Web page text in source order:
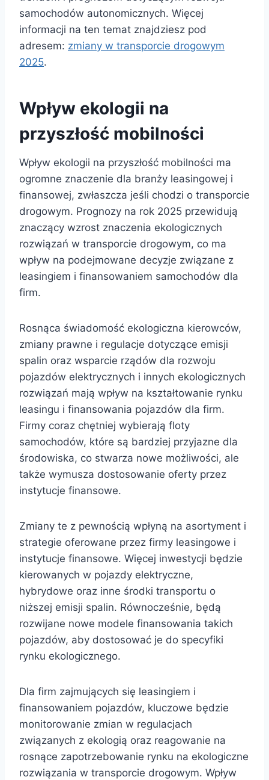
samochodów autonomicznych. Więcej
informacji na ten temat znajdziesz pod
adresem: zmiany w transporcie drogowym
2025.
Wpływ ekologii na
przyszłość mobilności
Wpływ ekologii na przyszłość mobilności ma
ogromne znaczenie dla branży leasingowej i
finansowej, zwłaszcza jeśli chodzi o transporcie
drogowym. Prognozy na rok 2025 przewidują
znaczący wzrost znaczenia ekologicznych
rozwiązań w transporcie drogowym, co ma
wpływ na podejmowane decyzje związane z
leasingiem i finansowaniem samochodów dla
firm.
Rosnąca świadomość ekologiczna kierowców,
zmiany prawne i regulacje dotyczące emisji
spalin oraz wsparcie rządów dla rozwoju
pojazdów elektrycznych i innych ekologicznych
rozwiązań mają wpływ na kształtowanie rynku
leasingu i finansowania pojazdów dla firm.
Firmy coraz chętniej wybierają floty
samochodów, które są bardziej przyjazne dla
środowiska, co stwarza nowe możliwości, ale
także wymusza dostosowanie oferty przez
instytucje finansowe.
Zmiany te z pewnością wpłyną na asortyment i
strategie oferowane przez firmy leasingowe i
instytucje finansowe. Więcej inwestycji będzie
kierowanych w pojazdy elektryczne,
hybrydowe oraz inne środki transportu o
niższej emisji spalin. Równocześnie, będą
rozwijane nowe modele finansowania takich
pojazdów, aby dostosować je do specyfiki
rynku ekologicznego.
Dla firm zajmujących się leasingiem i
finansowaniem pojazdów, kluczowe będzie
monitorowanie zmian w regulacjach
związanych z ekologią oraz reagowanie na
rosnące zapotrzebowanie rynku na ekologiczne
rozwiązania w transporcie drogowym. Wpływ